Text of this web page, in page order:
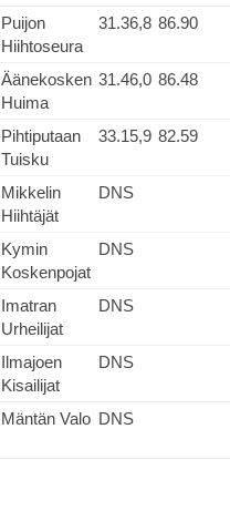
Puijon
Hiihtoseura
31.36,8 86.90
Äänekosken
Huima
31.46,0 86.48
Pihtiputaan
Tuisku
33.15,9 82.59
Mikkelin
Hiihtäjät
DNS
Kymin
Koskenpojat
DNS
Imatran
Urheilijat
DNS
Ilmajoen
Kisailijat
DNS
Mäntän Valo DNS